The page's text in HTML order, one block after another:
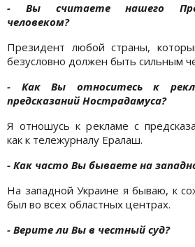
- Вы считаете нашего
человеком?
Президент любой страны,
безусловно должен быть сильным
- Как Вы относитесь к
предсказаний Нострадамуса?
Я отношусь к рекламе с
как к тележурналу Ералаш.
- Как часто Вы бываете на
На западной Украине я бываю, к
был во всех областных центрах.
- Верите ли Вы в честный суд?